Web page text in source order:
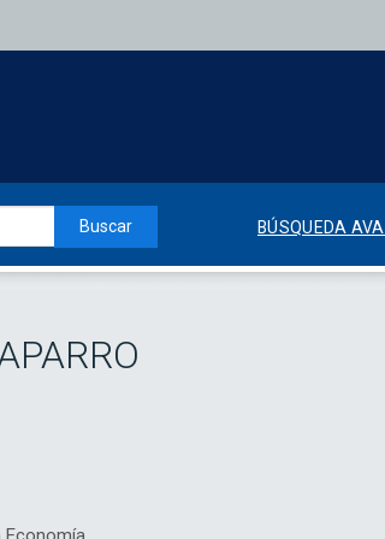
Buscar BÚSQUEDA